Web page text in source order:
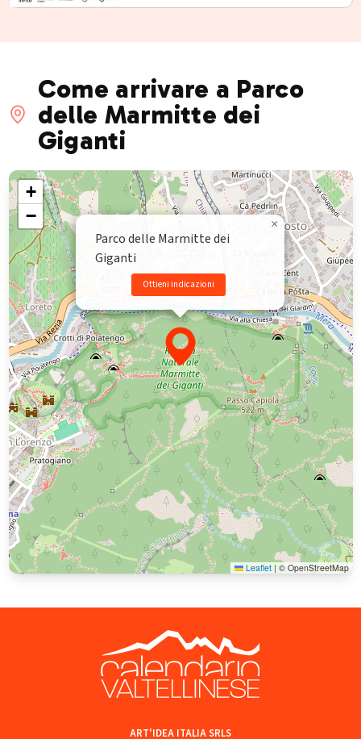
Come arrivare a Parco
delle Marmitte dei
Giganti
Parco delle Marmitte dei
Giganti
Ottieni indicazioni
×
+
−
Leaflet | © OpenStreetMap
ART'IDEA ITALIA SRLS